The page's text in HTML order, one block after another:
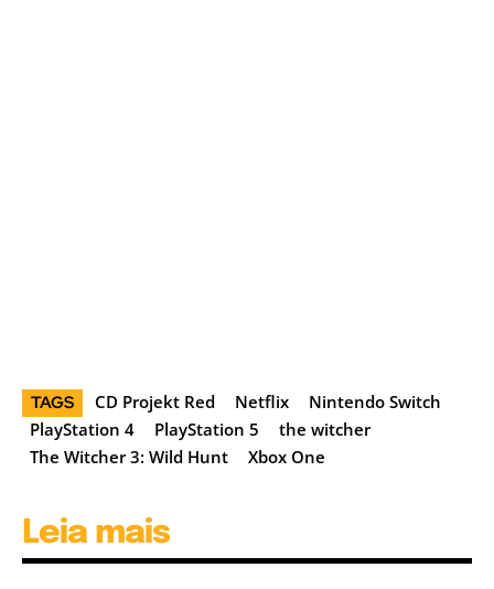
TAGS CD Projekt Red Netflix
Nintendo Switch
PlayStation 4
PlayStation 5
the witcher
The Witcher 3: Wild Hunt
Xbox One
Leia mais